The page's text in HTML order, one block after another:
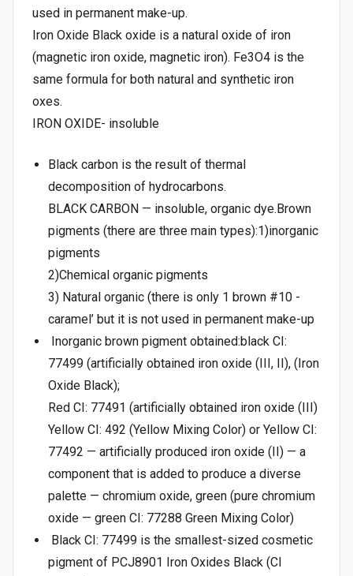
used in permanent make-up.
Iron Oxide Black oxide is a natural oxide of iron
(magnetic iron oxide, magnetic iron). Fe3O4 is the
same formula for both natural and synthetic iron
oxes.
IRON OXIDE- insoluble
Black carbon is the result of thermal
decomposition of hydrocarbons.
BLACK CARBON — insoluble, organic dye.Brown
pigments (there are three main types):1)inorganic
pigments
2)Chemical organic pigments
3) Natural organic (there is only 1 brown #10 -
caramel’ but it is not used in permanent make-up
Inorganic brown pigment obtained:black CI:
77499 (artificially obtained iron oxide (III, II), (Iron
Oxide Black);
Red CI: 77491 (artificially obtained iron oxide (III)
Yellow CI: 492 (Yellow Mixing Color) or Yellow CI:
77492 — artificially produced iron oxide (II) — a
component that is added to produce a diverse
palette — chromium oxide, green (pure chromium
oxide — green CI: 77288 Green Mixing Color)
Black CI: 77499 is the smallest-sized cosmetic
pigment of PCJ8901 Iron Oxides Black (CI